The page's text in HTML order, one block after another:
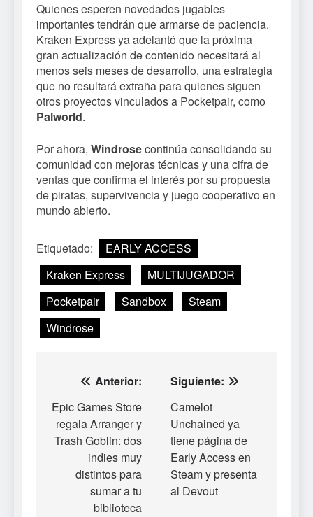
Quienes esperen novedades jugables
importantes tendrán que armarse de paciencia.
Kraken Express ya adelantó que la próxima
gran actualización de contenido necesitará al
menos seis meses de desarrollo, una estrategia
que no resultará extraña para quienes siguen
otros proyectos vinculados a Pocketpair, como
Palworld.
Por ahora, Windrosecontinúa consolidando su
comunidad con mejoras técnicas y una cifra de
ventas que confirma el interés por su propuesta
de piratas, supervivencia y juego cooperativo en
mundo abierto.
Etiquetado:
EARLY ACCESS
Kraken Express
MULTIJUGADOR
Pocketpair
Sandbox
Steam
Windrose
Navegación
de
entradas
Anterior:
Epic Games Store
regala Arranger y
Trash Goblin: dos
indies muy
distintos para
sumar a tu
biblioteca
Siguiente:
Camelot
Unchained ya
tiene página de
Early Access en
Steam y presenta
al Devout